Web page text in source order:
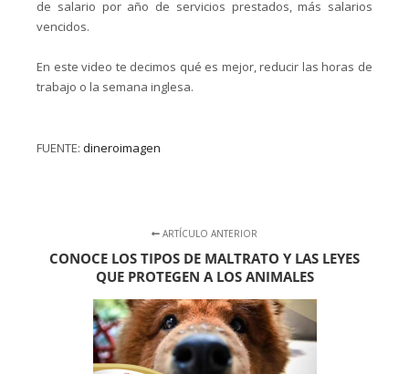
de salario por año de servicios prestados, más salarios
vencidos.
En este video te decimos qué es mejor, reducir las horas de
trabajo o la semana inglesa.
FUENTE: dineroimagen
ARTÍCULO ANTERIOR
CONOCE LOS TIPOS DE MALTRATO Y LAS LEYES
QUE PROTEGEN A LOS ANIMALES